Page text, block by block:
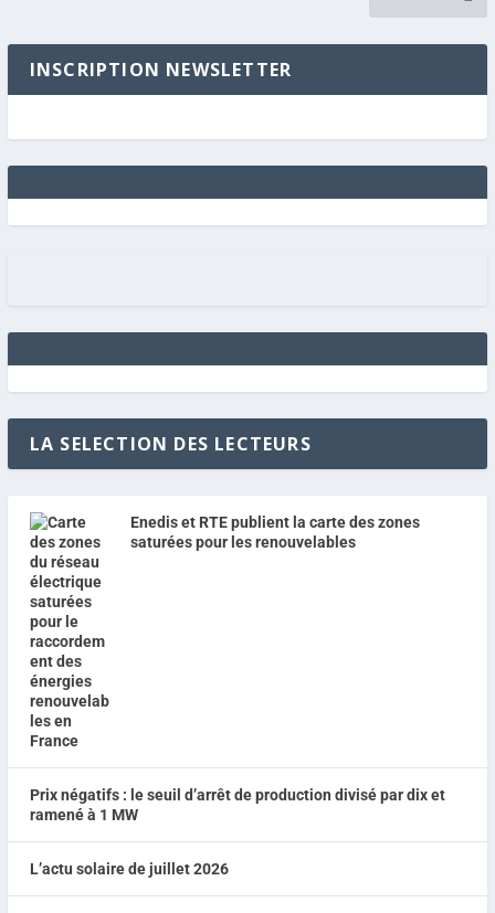
INSCRIPTION NEWSLETTER
LA SELECTION DES LECTEURS
Enedis et RTE publient la carte des zones
saturées pour les renouvelables
Prix négatifs : le seuil d’arrêt de production divisé par dix et
ramené à 1 MW
L’actu solaire de juillet 2026